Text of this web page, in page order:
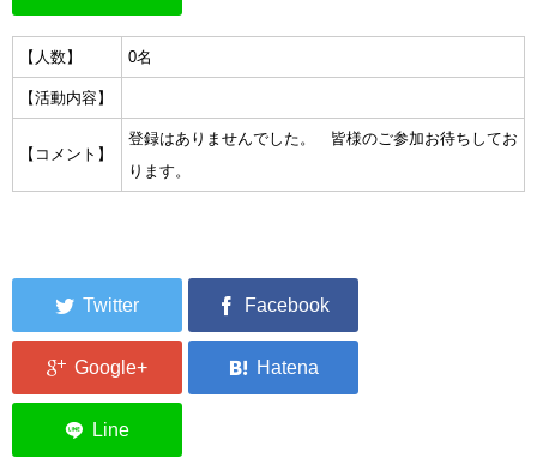
【人数】 0名
【活動内容】
【コメント】
登録はありませんでした。 皆様のご参加お待ちしてお
ります。
2026年3月11日捜索活動ボランティア募集 NEW
集中捜索活動の記録
ボランティア募集要項
ボランティアさん集合写真館
港町の編みっ娘ぶらぐ
編みっ娘たち紹介
KRA BLOG